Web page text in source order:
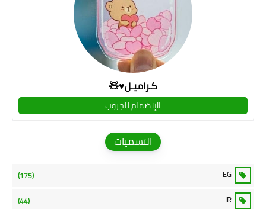
كـراميـل♥🧸
الإنضمام للجروب
التسميات
EG
(175)
IR
(44)